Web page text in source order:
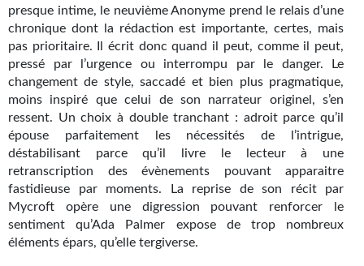
En numérique
S'abonner
Les critiques
Le blog
Le prix des lecteurs
GOODIES
Goodies Gotland
presque intime, le neuvième Anonyme prend le relais d’une
chronique dont la rédaction est importante, certes, mais
pas prioritaire. Il écrit donc quand il peut, comme il peut,
pressé par l’urgence ou interrompu par le danger. Le
changement de style, saccadé et bien plus pragmatique,
moins inspiré que celui de son narrateur originel, s’en
ressent. Un choix à double tranchant : adroit parce qu’il
épouse parfaitement les nécessités de l’intrigue,
déstabilisant parce qu’il livre le lecteur à une
retranscription des évènements pouvant apparaitre
fastidieuse par moments. La reprise de son récit par
Mycroft opère une digression pouvant renforcer le
sentiment qu’Ada Palmer expose de trop nombreux
éléments épars, qu’elle tergiverse.